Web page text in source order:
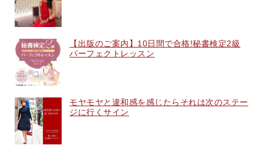
【出版のご案内】10日間で合格!秘書検定2級
パーフェクトレッスン
モヤモヤと違和感を感じたらそれは次のステー
ジに行くサイン